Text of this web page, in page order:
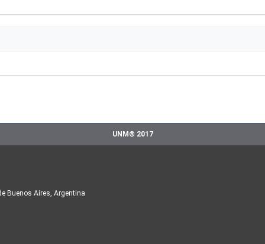
UNM® 2017
Buenos Aires, Argentina